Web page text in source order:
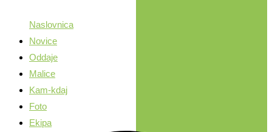
Naslovnica
Novice
Oddaje
Malice
Kam-kdaj
Foto
Ekipa